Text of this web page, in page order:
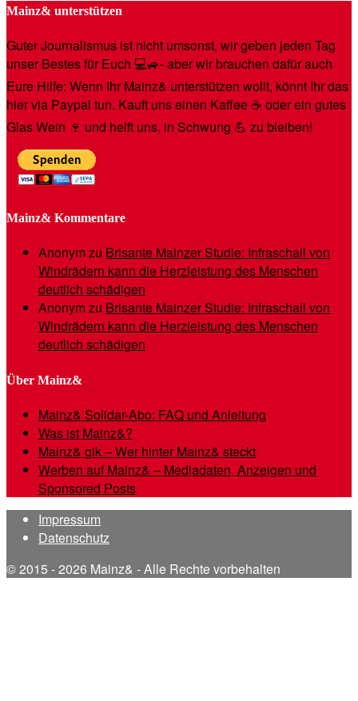
Mainz& unterstützen
Guter Journalismus ist nicht umsonst, wir geben jeden Tag
unser Bestes für Euch 💻🚙- aber wir brauchen dafür auch
Eure Hilfe: Wenn Ihr Mainz& unterstützen wollt, könnt Ihr das
hier via Paypal tun. Kauft uns einen Kaffee ☕️ oder ein gutes
Glas Wein 🍷 und helft uns, in Schwung 💪 zu bleiben!
Mainz& Kommentare
Anonymzu Brisante Mainzer Studie: Infraschall von
Windrädern kann die Herzleistung des Menschen
deutlich schädigen
Anonymzu Brisante Mainzer Studie: Infraschall von
Windrädern kann die Herzleistung des Menschen
deutlich schädigen
Über Mainz&
Mainz& Solidar-Abo: FAQ und Anleitung
Was ist Mainz&?
Mainz& gik – Wer hinter Mainz& steckt
Werben auf Mainz& – Mediadaten, Anzeigen und
Sponsored Posts
Impressum
Datenschutz
© 2015 - 2026 Mainz& - Alle Rechte vorbehalten